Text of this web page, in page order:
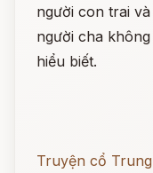
người con trai
người cha
hiểu biết.
Truyện cổ